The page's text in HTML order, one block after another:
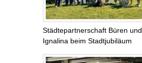
Städtepartnerschaft Büren und
Ignalina beim Stadtjubiläum